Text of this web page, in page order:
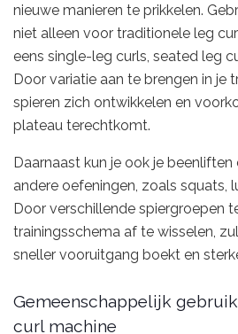
nieuwe manieren te prikkelen.
niet alleen voor traditionele leg
eens single-leg curls, seated leg
Door variatie aan te brengen in je
spieren zich ontwikkelen en
plateau terechtkomt.
Daarnaast kun je ook je
andere oefeningen, zoals squats,
Door verschillende spiergroepen
trainingsschema af te wisselen,
sneller vooruitgang boekt en
Gemeenschappelijk
curl machine